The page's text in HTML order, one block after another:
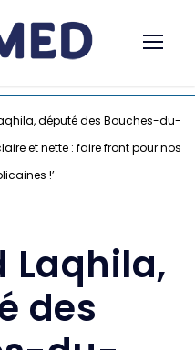
député des Bouches-du-
et nette : faire front pour nos
!’
Laqhila,
des